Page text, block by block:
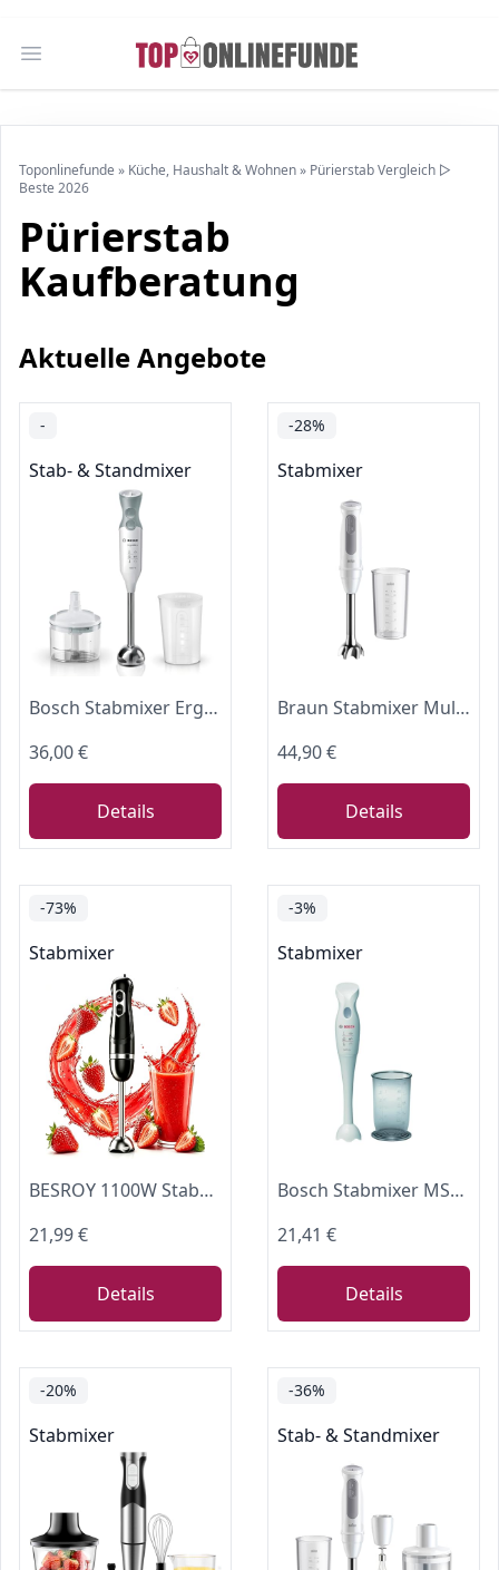
Open main menu
Toponlinefunde » Küche, Haushalt & Wohnen» Pürierstab Vergleich ▷
Beste 2026
Pürierstab
Kaufberatung
Aktuelle Angebote
-
Stab- & Standmixer
Bosch Stabmixer ErgoMixx, Edelstahl-Mixfuß, Mix- und Messbecher, 4-Klingen-Messer, Zerkleinerer, ergonomisches Design, 12 Stufen plus Turbo, 600 W, weiß/grau, MSM66120
36,00 €
Details
-28%
Stabmixer
Braun Stabmixer MultiQuick 5 MQ 50001 M, 1000W, 21 Geschwindigkeitsstufen+Turbo, Edelstahl Pürierfuß, Easy Click System, SplashControl, Inkl. 600ml Becher, Weiß
44,90 €
Details
-73%
Stabmixer
BESROY 1100W Stabmixer Edelstahl, Elektrischer Pürierstab & Hand Blender mit 2 Geschwindigkeitsstufen + Turbo, Kupfermotor, Spülmaschinenfest, Food Processor für Babynahrung, Smoothies & Suppen
21,99 €
Details
-3%
Stabmixer
Bosch Stabmixer MSM6B150, Abnehmbarer Mixfuß, Mixbecher mit Deckel, ergonomischer Griff, leichtes Gehäuse, 4-Klingen-Messer, einfache Reinigung, 300 W, weiß
21,41 €
Details
-20%
Stabmixer
-36%
Stab- & Standmixer